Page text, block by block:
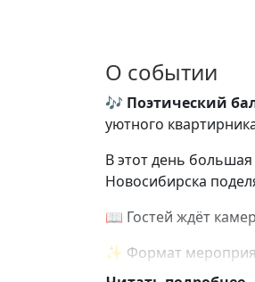
О событии
🎶 Поэтический
уютного
В этот день
Новосибирска
📖 Гостей ждёт
✨ Формат